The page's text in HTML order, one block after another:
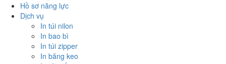
Hồ sơ năng lực
Dịch vụ
In túi nilon
In bao bì
In túi zipper
In băng keo